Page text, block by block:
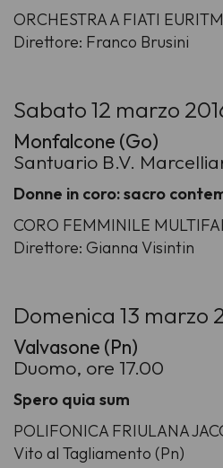
ORCHESTRA A FIATI
Direttore: Franco Brusini
Sabato 12 marzo
Monfalcone (Go)
Santuario B.V.
Donne in coro: sacro
CORO FEMMINILE
Direttore: Gianna Visintin
Domenica 13 marzo
Valvasone (Pn)
Duomo, ore 17.00
Spero quia sum
POLIFONICA FRIULANA
Vito al Tagliamento (Pn)